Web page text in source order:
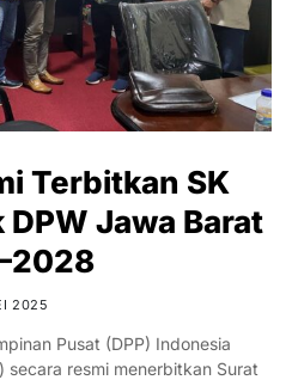
Terbitkan SK
Jawa Barat
2025
Pusat (DPP) Indonesia
resmi menerbitkan Surat